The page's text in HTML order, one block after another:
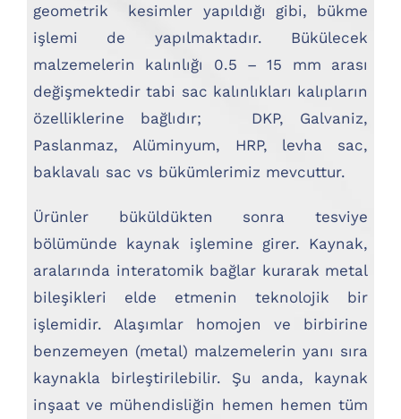
geometrik kesimler yapıldığı gibi, bükme
işlemi de yapılmaktadır. Bükülecek
malzemelerin kalınlığı 0.5 – 15 mm arası
değişmektedir tabi sac kalınlıkları kalıpların
özelliklerine bağlıdır; DKP, Galvaniz,
Paslanmaz, Alüminyum, HRP, levha sac,
baklavalı sac vs bükümlerimiz mevcuttur.
Ürünler büküldükten sonra tesviye
bölümünde kaynak işlemine girer. Kaynak,
aralarında interatomik bağlar kurarak metal
bileşikleri elde etmenin teknolojik bir
işlemidir. Alaşımlar homojen ve birbirine
benzemeyen (metal) malzemelerin yanı sıra
kaynakla birleştirilebilir. Şu anda, kaynak
inşaat ve mühendisliğin hemen hemen tüm